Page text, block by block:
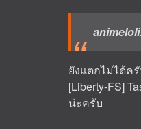
animeloli
ยังแตกไม่ได้ค
[Liberty-FS]
น่ะครับ